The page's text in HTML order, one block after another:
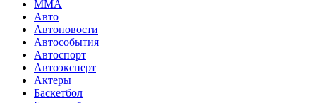
MMA
Авто
Автоновости
Автособытия
Автоспорт
Автоэксперт
Актеры
Баскетбол